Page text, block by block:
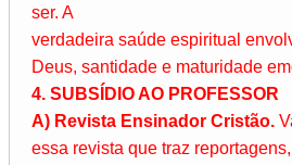
ser. A
verdadeira saúde espiritual
Deus, santidade e maturidade
4. SUBSÍDIO AO PROFESSOR
A) Revista Ensinador Cristão.
essa revista que traz